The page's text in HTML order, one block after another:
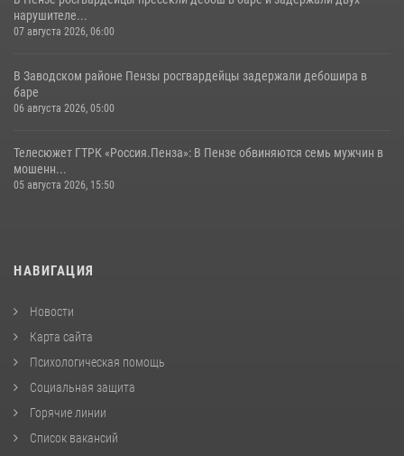
нарушителе...
07 августа 2026, 06:00
В Заводском районе Пензы росгвардейцы задержали дебошира в
баре
06 августа 2026, 05:00
Телесюжет ГТРК «Россия.Пенза»: В Пензе обвиняются семь мужчин в
мошенн...
05 августа 2026, 15:50
НАВИГАЦИЯ
Новости
Карта сайта
Психологическая помощь
Социальная защита
Горячие линии
Список вакансий